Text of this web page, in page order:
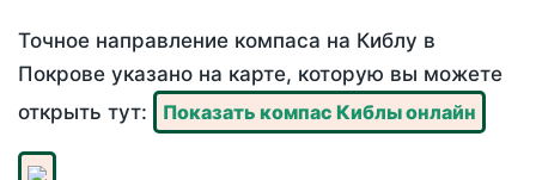
Точное направление компаса на Киблу в
Покрове указано на карте, которую вы можете
открыть тут:
Показать компас Киблы онлайн